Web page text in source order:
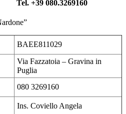
Tel. +39 080.3269160
BAEE811029
Via Fazzatoia – Gravina in
Puglia
080 3269160
Ins. Coviello Angela